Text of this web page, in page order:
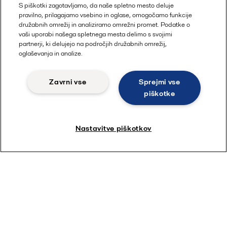
S piškotki zagotavljamo, da naše spletno mesto deluje
pravilno, prilagajamo vsebino in oglase, omogočamo funkcije
družabnih omrežij in analiziramo omrežni promet. Podatke o
vaši uporabi našega spletnega mesta delimo s svojimi
partnerji, ki delujejo na področjih družabnih omrežij,
oglaševanja in analize.
Sprejmi vse
piškotke
Zavrni vse
Nastavitve piškotkov